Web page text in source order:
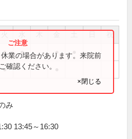
祝
● ● ●
●
業の場合があります。来院前
確認ください。
×閉じる
み
13:45～16:30